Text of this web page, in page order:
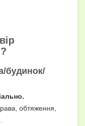
будинок/
обтяження,